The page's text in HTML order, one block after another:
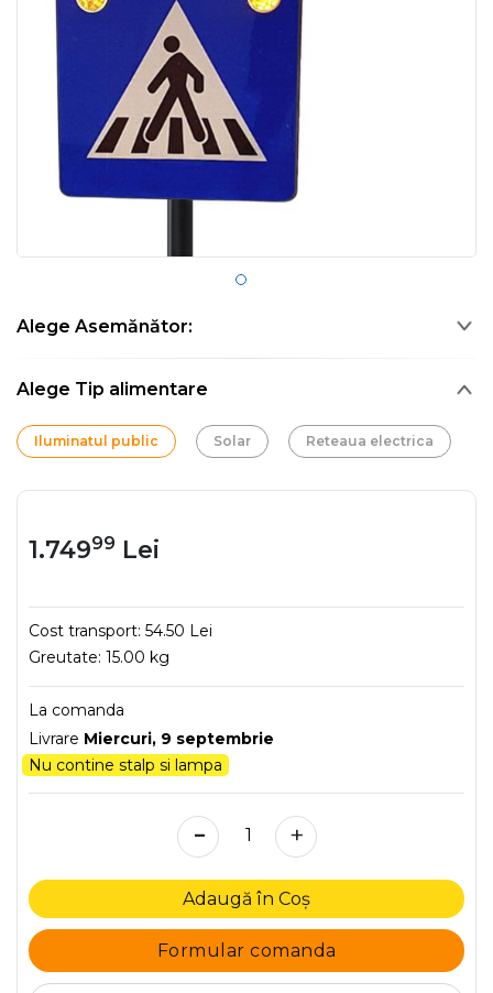
Alege Asemănător:
Alege Tip alimentare
Iluminatul public Solar Reteaua electrica
1.74999 Lei
Cost transport: 54.50 Lei
Greutate: 15.00 kg
La comanda
Livrare Miercuri, 9 septembrie
Nu contine stalp si lampa
- +
Adaugă în Coș
Formular comanda